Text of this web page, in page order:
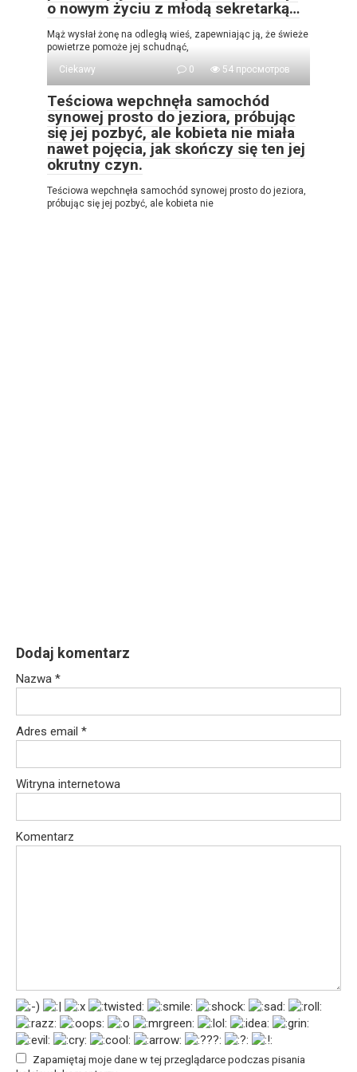
o nowym życiu z młodą sekretarką…
Mąż wysłał żonę na odległą wieś, zapewniając ją, że świeże
powietrze pomoże jej schudnąć,
Ciekawy
0 54 просмотров
Teściowa wepchnęła samochód
synowej prosto do jeziora, próbując
się jej pozbyć, ale kobieta nie miała
nawet pojęcia, jak skończy się ten jej
okrutny czyn.
Teściowa wepchnęła samochód synowej prosto do jeziora,
próbując się jej pozbyć, ale kobieta nie
Dodaj komentarz
Nazwa *
Adres email *
Witryna internetowa
Komentarz
Zapamiętaj moje dane w tej przeglądarce podczas pisania